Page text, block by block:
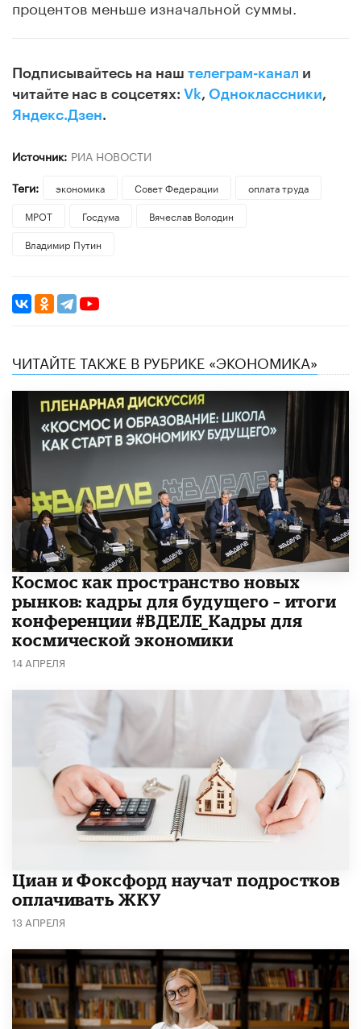
процентов меньше изначальной суммы.
Подписывайтесь на наш телеграм-канал и
читайте нас в соцсетях: Vk, Одноклассники,
Яндекс.Дзен.
Источник: РИА НОВОСТИ
Теги:
экономика Совет Федерации
оплата труда
МРОТ
Госдума
Вячеслав Володин
Владимир Путин
ЧИТАЙТЕ ТАКЖЕ В РУБРИКЕ «ЭКОНОМИКА»
Космос как пространство новых
рынков: кадры для будущего – итоги
конференции #ВДЕЛЕ_Кадры для
космической экономики
14 АПРЕЛЯ
Циан и Фоксфорд научат подростков
оплачивать ЖКУ
13 АПРЕЛЯ